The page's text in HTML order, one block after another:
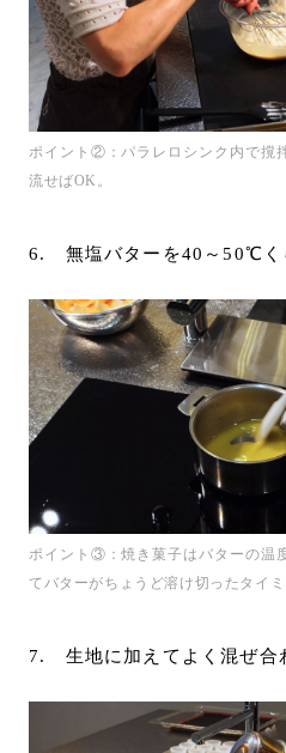
ポイント②：パラレロシンク内で撹
流せばOK。
6. 無塩バターを40～50℃く
ポイント③：焼き菓子はバターの温
てバターがちょうど溶け切ったタイ
7. 生地に加えてよく混ぜ合